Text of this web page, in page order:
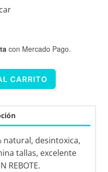
con Mercado Pago.
CARRITO
natural, desintoxica,
tallas, excelente
REBOTE.